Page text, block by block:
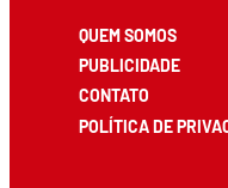
QUEM SOMOS
PUBLICIDADE
CONTATO
POLÍTICA DE